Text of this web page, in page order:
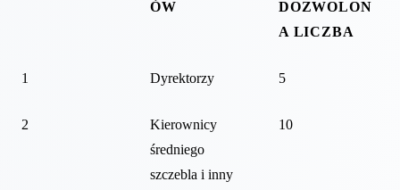
ÓW
DOZWOLON
A LICZBA
1 Dyrektorzy 5
2
Kierownicy
średniego
szczebla i inny
10